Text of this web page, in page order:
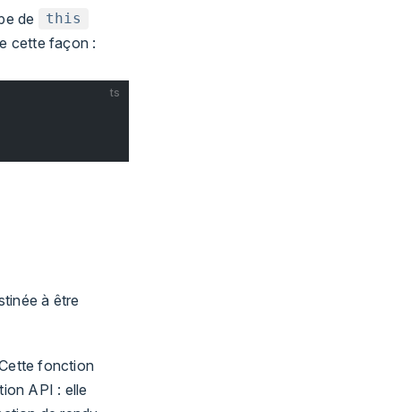
de this
cette façon :
ts
à être
fonction
API : elle